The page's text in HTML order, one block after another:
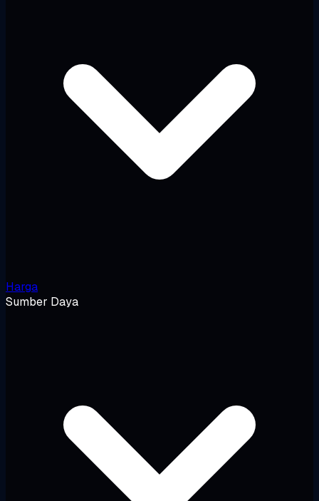
Harga
Sumber Daya